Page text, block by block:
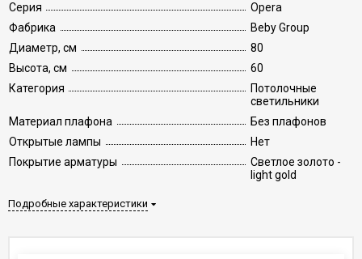
Серия
Opera
Фабрика
Beby Group
Диаметр, см
80
Высота, см
60
Категория
Потолочные
светильники
Материал плафона
Без плафонов
Открытые лампы
Нет
Покрытие арматуры
Светлое золото -
light gold
Подробные характеристики